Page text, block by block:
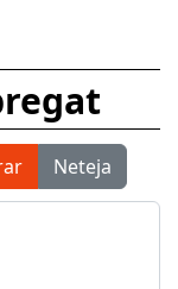
Neteja